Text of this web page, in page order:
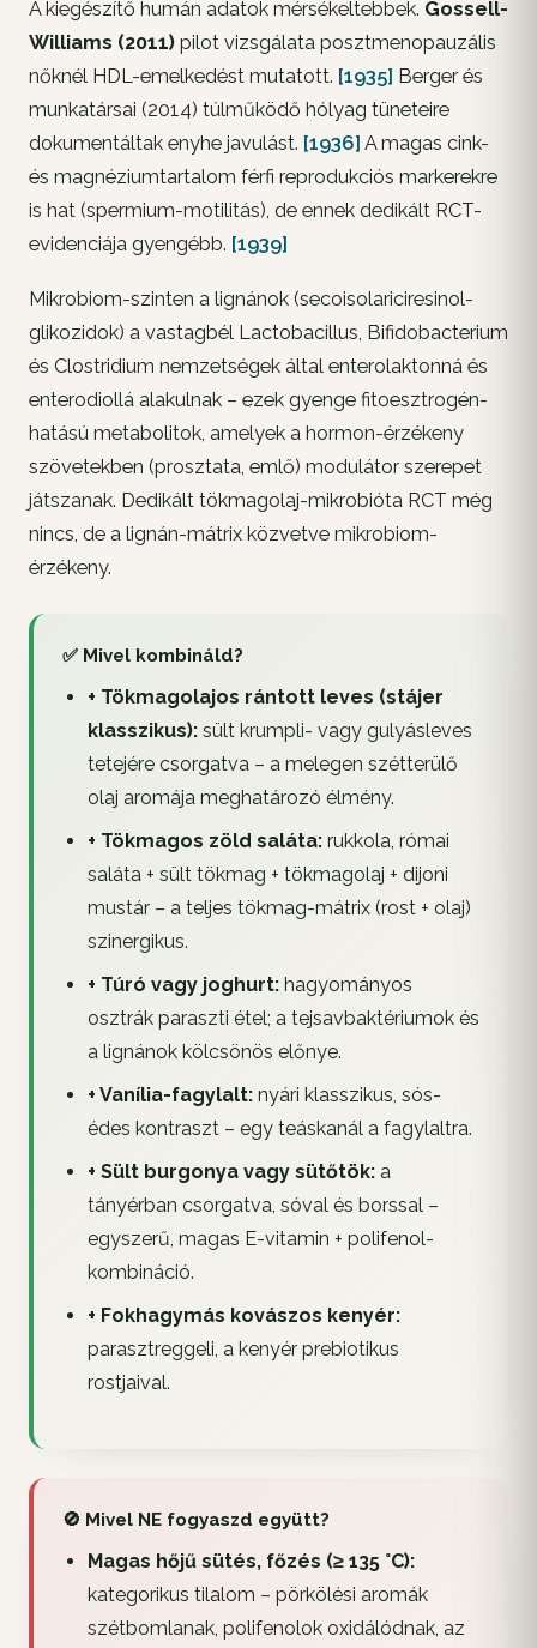
A kiegészítő humán adatok mérsékeltebbek. Gossell-
Williams (2011) pilot vizsgálata posztmenopauzális
nőknél HDL-emelkedést mutatott. [1935] Berger és
munkatársai (2014) túlműködő hólyag tüneteire
dokumentáltak enyhe javulást. [1936] A magas cink-
és magnéziumtartalom férfi reprodukciós markerekre
is hat (spermium-motilitás), de ennek dedikált RCT-
evidenciája gyengébb. [1939]
Mikrobiom-szinten a lignánok (secoisolariciresinol-
glikozidok) a vastagbél Lactobacillus, Bifidobacterium
és Clostridium nemzetségek által enterolaktonná és
enterodiollá alakulnak – ezek gyenge fitoesztrogén-
hatású metabolitok, amelyek a hormon-érzékeny
szövetekben (prosztata, emlő) modulátor szerepet
játszanak. Dedikált tökmagolaj-mikrobióta RCT még
nincs, de a lignán-mátrix közvetve mikrobiom-
érzékeny.
✅ Mivel kombináld?
+ Tökmagolajos rántott leves (stájer
klasszikus):sült krumpli- vagy gulyásleves
tetejére csorgatva – a melegen szétterülő
olaj aromája meghatározó élmény.
+ Tökmagos zöld saláta:rukkola, római
saláta + sült tökmag + tökmagolaj + dijoni
mustár – a teljes tökmag-mátrix (rost + olaj)
szinergikus.
+ Túró vagy joghurt:hagyományos
osztrák paraszti étel; a tejsavbaktériumok és
a lignánok kölcsönös előnye.
+ Vanília-fagylalt:nyári klasszikus, sós-
édes kontraszt – egy teáskanál a fagylaltra.
+ Sült burgonya vagy sütőtök:a
tányérban csorgatva, sóval és borssal –
egyszerű, magas E-vitamin + polifenol-
kombináció.
+ Fokhagymás kovászos kenyér:
parasztreggeli, a kenyér prebiotikus
rostjaival.
🚫 Mivel NE fogyaszd együtt?
Magas hőjű sütés, főzés (≥ 135 °C):
kategorikus tilalom – pörkölési aromák
szétbomlanak, polifenolok oxidálódnak, az